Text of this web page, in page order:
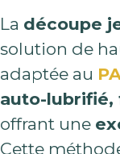
La découpe
solution de
adaptée au
auto-lubrifié,
offrant une
Cette